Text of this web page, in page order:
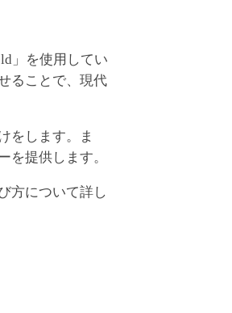
」を使用してい
ることで、現代
をします。ま
提供します。
方について詳し